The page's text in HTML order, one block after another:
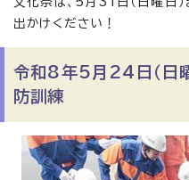
出かけください！
令和8年5月24日（日
防訓練